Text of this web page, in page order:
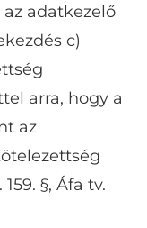
adatkezelő
c)
arra, hogy a
az
§, Áfa tv.